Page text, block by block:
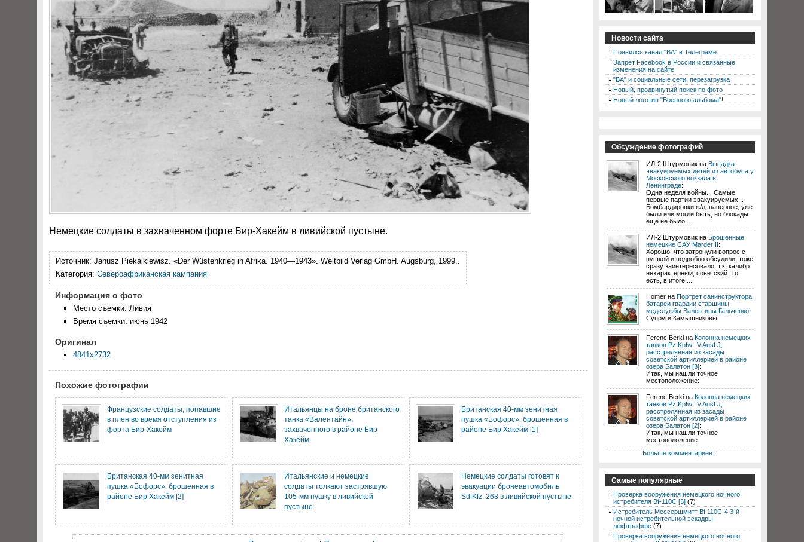
Немецкие солдаты в захваченном форте Бир-Хакейм в ливийской пустыне.
Источник: Janusz Piekalkiewisz. «Der Wüstenkrieg in Afrika. 1940—1943». Weltbild Verlag GmbH. Augsburg, 1999..
Категория: Североафриканская кампания
Информация о фото
Место съемки: Ливия
Время съемки: июнь 1942
Оригинал
4841x2732
Похожие фотографии
Французские солдаты, попавшие
в плен во время отступления из
форта Бир-Хакейм
Итальянцы на броне британского
танка «Валентайн»,
захваченного в районе Бир
Хакейм
Британская 40-мм зенитная
пушка «Бофорс», брошенная в
районе Бир Хакейм [1]
Британская 40-мм зенитная
пушка «Бофорс», брошенная в
районе Бир Хакейм [2]
Итальянские и немецкие
солдаты толкают застрявшую
105-мм пушку в ливийской
пустыне
Немецкие солдаты готовят к
эвакуации бронеавтомобиль
Sd.Kfz. 263 в ливийской пустыне
Новости сайта
Появился канал "ВА" в Телеграме
Запрет Facebook в России и связанные
изменения на сайте
"ВА" и социальные сети: перезагрузка
Новый, продвинутый поиск по фото
Новый логотип "Военного альбома"!
Обсуждение фотографий
ИЛ-2 Штурмовик на Высадка
эвакуируемых детей из автобуса у
Московского вокзала в
Ленинграде:
Одна неделя войны... Самые
первые партии эвакуируемых...
Бомбардировки ж/д, наверное, уже
были или могли быть, но блокады
ещё не было....
ИЛ-2 Штурмовик на Брошенные
немецкие САУ Marder II:
Хорошо, что затронули вопрос с
пушкой и подробно обсудили, тоже
сразу заинтересовало, т.к. калибр
нехарактерный, советский. То
есть, в итоге:...
Homer на Портрет санинструктора
батареи гвардии старшины
медслужбы Валентины Гальченко:
Супруги Камышниковы
Ferenc Berki на Колонна немецких
танков Pz.Kpfw. IV Ausf.J,
расстрелянная из засады
советской артиллерией в районе
озера Балатон [3]:
Итак, мы нашли точное
местоположение:
Ferenc Berki на Колонна немецких
танков Pz.Kpfw. IV Ausf.J,
расстрелянная из засады
советской артиллерией в районе
озера Балатон [2]:
Итак, мы нашли точное
местоположение:
Больше комментариев...
Самые популярные
Проверка вооружения немецкого ночного
истребителя Bf-110C [3] (7)
Истребитель Мессершмитт Bf.110C-4 3-й
ночной истребительной эскадры
люфтваффе (7)
Проверка вооружения немецкого ночного